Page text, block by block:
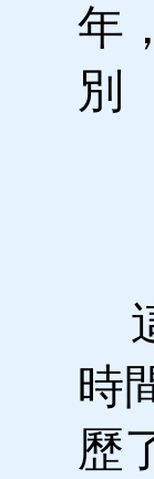
年
別
時
歷